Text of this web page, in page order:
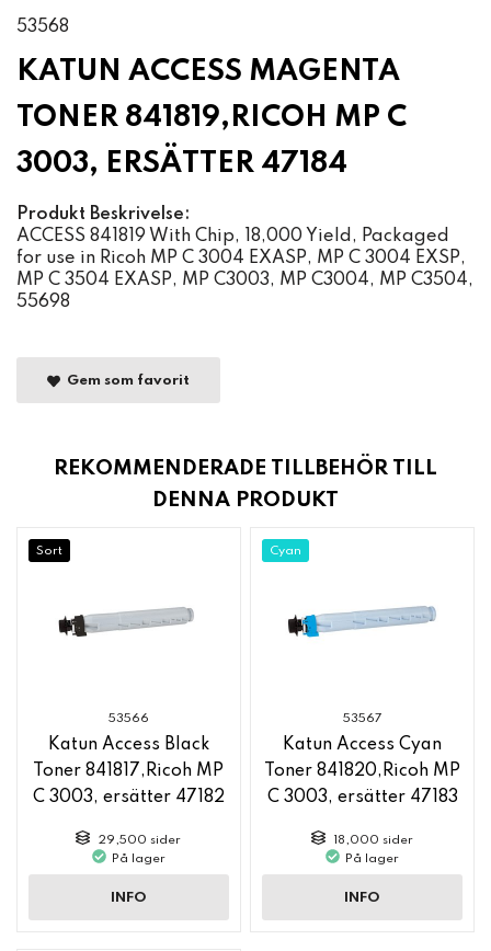
53568
KATUN ACCESS MAGENTA
TONER 841819,RICOH MP C
3003, ERSÄTTER 47184
Produkt Beskrivelse:
ACCESS 841819 With Chip, 18,000 Yield, Packaged
for use in Ricoh MP C 3004 EXASP, MP C 3004 EXSP,
MP C 3504 EXASP, MP C3003, MP C3004, MP C3504,
55698
Gem som favorit
REKOMMENDERADE TILLBEHÖR TILL
DENNA PRODUKT
Sort
53566
Katun Access Black
Toner 841817,Ricoh MP
C 3003, ersätter 47182
29,500 sider
På lager
INFO
Cyan
53567
Katun Access Cyan
Toner 841820,Ricoh MP
C 3003, ersätter 47183
18,000 sider
På lager
INFO